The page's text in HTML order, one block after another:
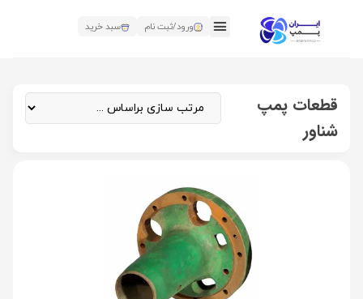
ورود/ثبت نام سبد خرید
قطعات پمپ
شناور